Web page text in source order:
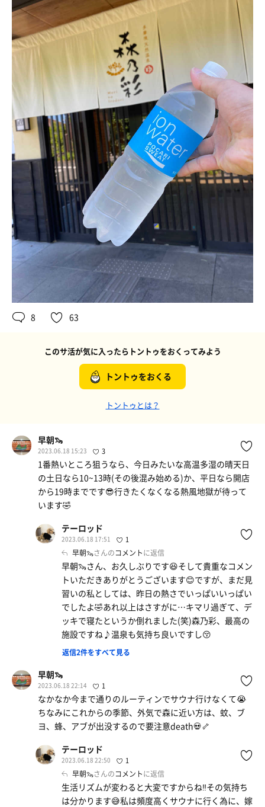
8 63
このサ活が気に入ったらトントゥをおくってみよう
トントゥをおくる
トントゥとは？
早朝🦦
2023.06.18 15:23 3
1番熱いところ狙うなら、今日みたいな高温多湿の晴天日
の土日なら10~13時(その後混み始める)か、平日なら開店
から19時までです😎行きたくなくなる熱風地獄が待って
います🤣
テーロッド
2023.06.18 17:51 1
早朝🦦さんのコメントに返信
早朝🦦さん、お久しぶりです😆そして貴重なコメン
トいただきありがとうございます😊ですが、まだ見
習いの私としては、昨日の熱さでいっぱいいっぱい
でしたよ🤣あれ以上はさすがに…キマリ過ぎて、デ
ッキで寝たというか倒れました(笑)森乃彩、最高の
施設ですね♪温泉も気持ち良いですし😚
返信2件をすべて見る
早朝🦦
2023.06.18 22:14 1
なかなか今まで通りのルーティンでサウナ行けなくて😭
ちなみにこれからの季節、外気で森に近い方は、蚊、ブ
ヨ、蜂、アブが出没するので要注意death💀🦴
テーロッド
2023.06.18 22:50 1
早朝🦦さんのコメントに返信
生活リズムが変わると大変ですからね‼︎その気持ち
は分かります😅私は頻度高くサウナに行く為に、嫁